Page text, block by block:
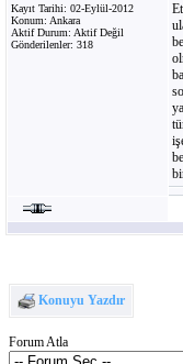
Kayıt Tarihi: 02-Eylül-2012
Konum: Ankara
Aktif Durum: Aktif Değil
Gönderilenler: 318
Konuyu Yazdır
Forum Atla